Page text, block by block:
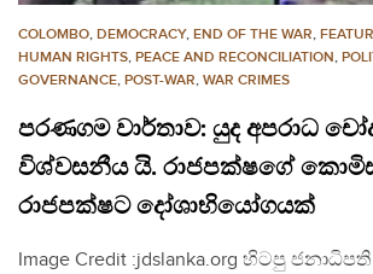
COLOMBO, DEMOCRACY, END OF THE WAR,
HUMAN RIGHTS, PEACE AND RECONCILIATION,
GOVERNANCE, POST-WAR, WAR CRIMES
පරණගම වාර්තාව: යුද අපරාධ
විශ්වසනීය යි. රාජපක්ෂගේ
රාජපක්ෂට දෝශාභියෝගයක්
Image Credit :jdslanka.org හිටපු